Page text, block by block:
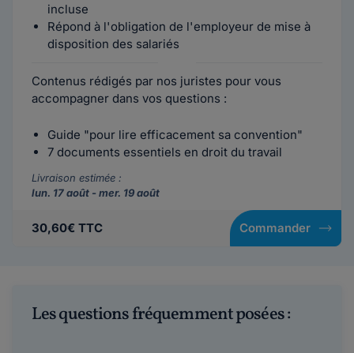
incluse
Répond à l'obligation de l'employeur de mise à
disposition des salariés
Contenus rédigés par nos juristes pour vous
accompagner dans vos questions :
Guide "pour lire efficacement sa convention"
7 documents essentiels en droit du travail
Livraison estimée :
lun. 17 août - mer. 19 août
30,60€ TTC Commander
Les questions fréquemment posées :